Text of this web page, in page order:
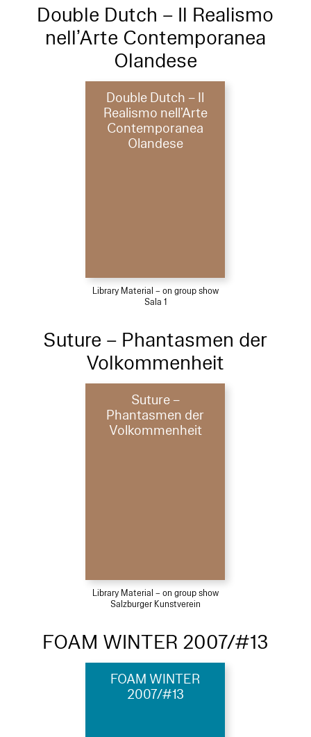
Double Dutch – Il Realismo
nell’Arte Contemporanea
Olandese
Double Dutch – Il
Realismo nell’Arte
Contemporanea
Olandese
Library Material – on group show
Sala 1
Suture – Phantasmen der
Volkommenheit
Suture –
Phantasmen der
Volkommenheit
Library Material – on group show
Salzburger Kunstverein
FOAM WINTER 2007/#13
FOAM WINTER
2007/#13